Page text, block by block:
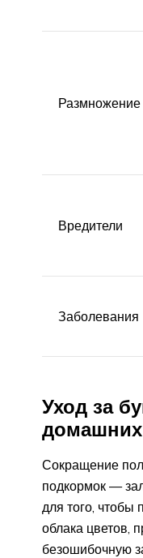
Размножение
Вредители
Заболевания
Уход за
Сокращение
подкормок —
для того, чтобы
облака цветов,
безошибочную